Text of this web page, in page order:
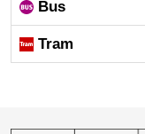
Bus
Tram